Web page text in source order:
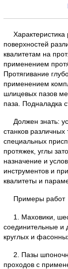
поверхностей
квалитетам на
применением
Протягивание
применением
шлицевых пазов
паза. Подналадка
Должен знать:
станков различных
специальных
протяжек, углы
назначение и
инструментов и
квалитеты и
Примеры работ
1. Маховики,
соединительные и
круглых и
2. Пазы
проходов с